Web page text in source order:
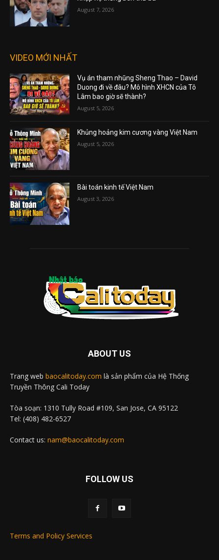
August 7, 2026
VIDEO MỚI NHẤT
Vụ án tham nhũng Sheng Thao – David
Duong đi về đâu? Mô hình XHCN của Tô
Lâm bao giờ sẽ thành?
August 5, 2026
Khủng hoảng kim cương vàng Việt Nam
August 5, 2026
Bài toán kinh tế Việt Nam
August 3, 2026
ABOUT US
Trang web baocalitoday.com là sản phẩm của Hệ Thống
Truyền Thông Cali Today
Tòa soạn: 1310 Tully Road #109, San Jose, CA 95122
Tel: (408) 482-6527
Contact us: nam@baocalitoday.com
FOLLOW US
Terms and Policy Services